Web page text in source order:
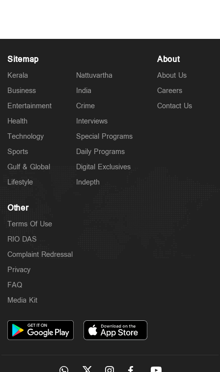
Sitemap
Kerala
Business
Entertainment
Health
Technology
Sports
Gulf & Global
Lifestyle
Nattuvartha
India
Crime
Interviews
Special Programs
Daily Programs
Digital Exclusives
Indepth
About
About Us
Careers
Contact Us
Other
Terms Of Use
RIO DAS
Complaint Redressal
Privacy
FAQ
Media Kit